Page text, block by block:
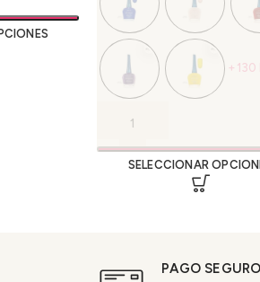
+130
SELECCIONAR
PAGO SEGURO